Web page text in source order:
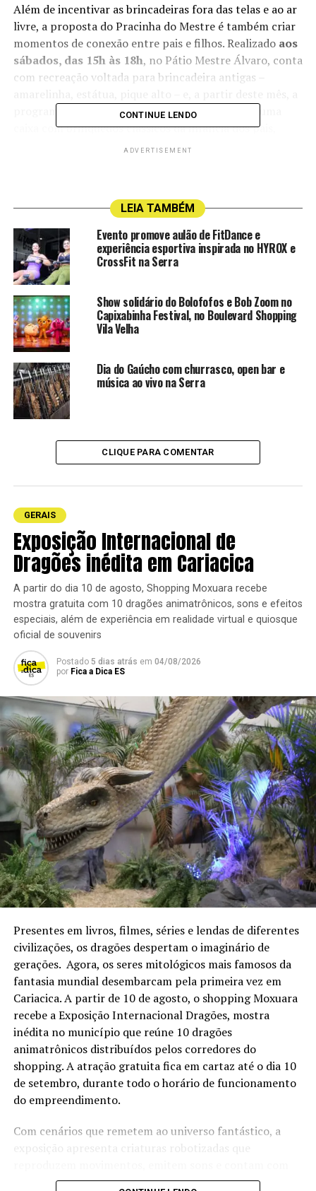
Além de incentivar as brincadeiras fora das telas e ao ar
livre, a proposta do Pracinha do Mestre é também criar
momentos de conexão entre pais e filhos. Realizado aos
sábados, das 15h às 18h, no Pátio Mestre Álvaro, conta
com recreação voltada para brincadeira antigas –
programação traz ainda uma novidade especial: uma
caixa com brinquedos clássicos da infância dos pais,
como vai-vem, corda de pular, iô-iô, elástico, entre
Já aosdomingos, a partir das 17h, o Diversão no
Mestre é uma oportunidade para as famílias viverem
histórias encantadoras em peças infantis que misturam
aventura, magia e importantes lições para todas as
idades. No mês de agosto, o palco recebe produções
comoA Pequena Sereia, João e Maria, Os Três
Mosqueteiros, Sítio do Picapau AmareloeA Bela e a
Fera, espetáculos que despertam a imaginação e
resgatam clássicos da literatura e da cultura infantil,
sempre com linguagem acessível e envolvente para os
pequenos.
Pracinha do Mestre. Crédito: Divulgação
retomada da programação após as férias é uma
oportunidade para manter o vínculo das famílias com
momentos de lazer e cultura. Queremos que o shopping
continue sendo um espaço acolhedor, no qual crianças
possam se desenvolver brincando e pais possam reviver
memórias ao lado dos filhos”, destaca Amanda Duque,
gerente de marketing do Shopping Mestre Álvaro.
Programação de agosto
Quando:Aos sábados, das 15h às 18h
Local:Pátio Mestre Álvaro – Shopping Mestre Álvaro
• 03 de agosto – O mestre mandou, pique alto,
amarelinha
• 09 de agosto – Mímica, pular corda, Uma Noite no
Museu
• 16 de agosto – Coelhinho sai da toca, estátua, vendedor
de frutas
CONTINUE LENDO
ADVERTISEMENT
LEIA TAMBÉM
Evento promove aulão de FitDance e
experiência esportiva inspirada no HYROX e
CrossFit na Serra
Show solidário do Bolofofos e Bob Zoom no
Capixabinha Festival, no Boulevard Shopping
Vila Velha
Dia do Gaúcho com churrasco, open bar e
música ao vivo na Serra
CLIQUE PARA COMENTAR
GERAIS
Exposição Internacional de
Dragões inédita em Cariacica
A partir do dia 10 de agosto, Shopping Moxuara recebe
mostra gratuita com 10 dragões animatrônicos, sons e efeitos
especiais, além de experiência em realidade virtual e quiosque
oficial de souvenirs
Postado 5 dias atrás em 04/08/2026
por Fica a Dica ES
Presentes em livros, filmes, séries e lendas de diferentes
civilizações, os dragões despertam o imaginário de
gerações. Agora, os seres mitológicos mais famosos da
fantasia mundial desembarcam pela primeira vez em
Cariacica. A partir de 10 de agosto, o shopping Moxuara
recebe a Exposição Internacional Dragões, mostra
inédita no município que reúne 10 dragões
animatrônicos distribuídos pelos corredores do
shopping. A atração gratuita fica em cartaz até o dia 10
de setembro, durante todo o horário de funcionamento
do empreendimento.
Com cenários que remetem ao universo fantástico, a
exposição apresenta criaturas robotizadas que
efeitos especiais, proporcionando uma experiência